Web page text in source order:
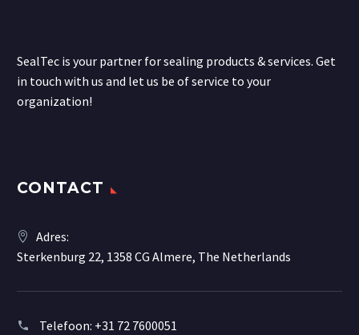
SealTec is your partner for sealing products & services. Get
in touch with us and let us be of service to your
organization!
CONTACT
Adres:
Sterkenburg 22, 1358 CG Almere, The Netherlands
Telefoon: +31 72 7600051